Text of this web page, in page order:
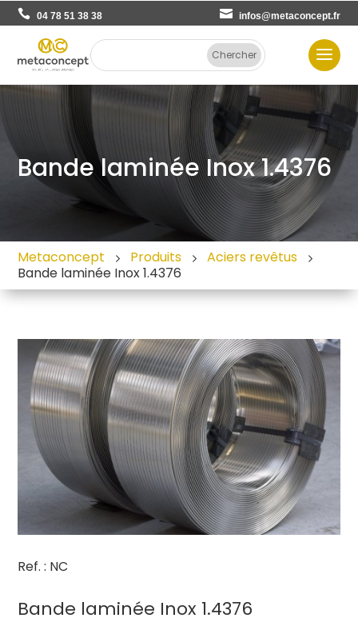
04 78 51 38 38 infos@metaconcept.fr
Bande laminée Inox 1.4376
Metaconcept Produits
Aciers revêtus
Bande laminée Inox 1.4376
Ref. : NC
Bande laminée Inox 1.4376